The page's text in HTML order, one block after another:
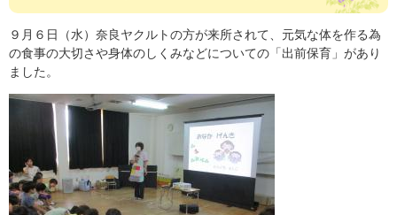
９月６日（水）奈良ヤクルトの方が来所されて、元気な体を作る為
の食事の大切さや身体のしくみなどについての「出前保育」があり
ました。